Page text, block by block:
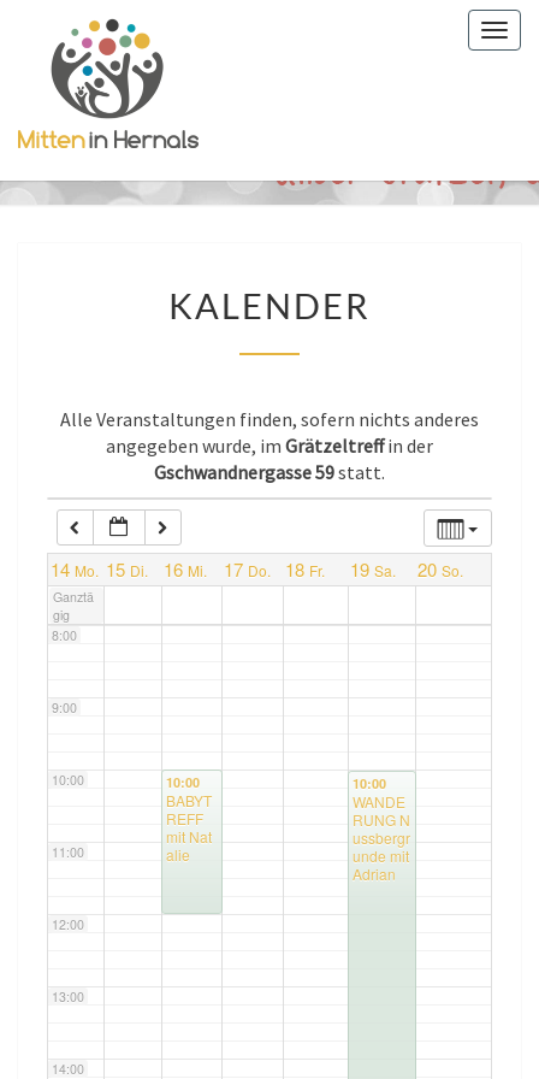
KALENDER
Alle Veranstaltungen finden, sofern nichts anderes
angegeben wurde, im Grätzeltreffin der
Gschwandnergasse 59statt.
14 Mo. 15 Di. 16 Mi. 17 Do. 18 Fr. 19 Sa. 20 So.
Ganztä
gig
0:00
1:00
2:00
5:00
7:00
8:00
9:00
10:00
11:00
12:00
13:00
14:00
10:00
BABYT
REFF
mit Nat
alie
10:00
WANDE
RUNG N
ussbergr
unde mit
Adrian